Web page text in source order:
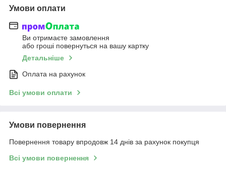
Умови оплати
Ви отримаєте замовлення
або гроші повернуться на вашу картку
Детальніше
Оплата на рахунок
Всі умови оплати
Умови повернення
Повернення товару впродовж 14 днів за рахунок покупця
Всі умови повернення